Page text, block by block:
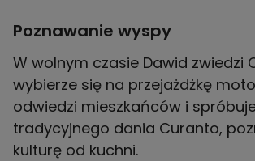
Poznawanie wyspy
W wolnym czasie Dawid zwiedzi
wybierze się na przejażdżkę
odwiedzi mieszkańców i
tradycyjnego dania Curanto,
kulturę od kuchni.